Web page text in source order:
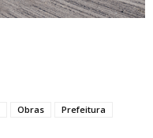
Obras
Prefeitura